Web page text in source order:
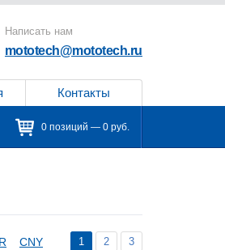
Написать нам
mototech@mototech.ru
Контакты
0 позиций — 0 руб.
CNY 1 2 3